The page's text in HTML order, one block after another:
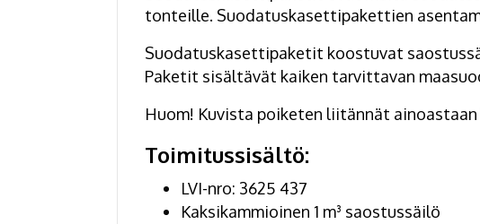
tonteille. Suodatuskasettipakettien
Suodatuskasettipaketit koostuvat
Paketit sisältävät kaiken tarvittavan
Huom! Kuvista poiketen liitännät
Toimitussisältö:
LVI-nro: 3625 437
Kaksikammioinen 1 m³ saostussäilö